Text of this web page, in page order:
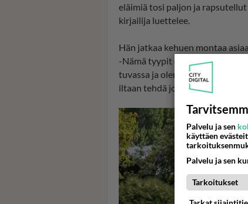
eläimiä tosi paljon ja
kirjailija luettelee.
Hän jatkaa kehuen montaa
-Nämä tyypit on täällä niin
tuvassa ja olen valvonutkin
iltaan tehdä jotain ulkona tekee
Palvelu ja sen
käyttäen
Palvelu ja sen
Tarkoitukset